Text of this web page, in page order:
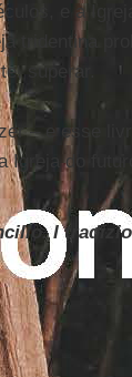
e a
tridentina
superar.
– e esse
Igreja do
I